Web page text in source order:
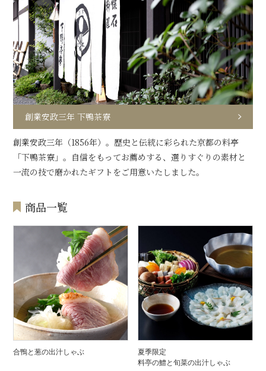
創業安政三年 下鴨茶寮
創業安政三年（1856年）。歴史と伝統に彩られた京都の料亭
「下鴨茶寮」。自信をもってお薦めする、選りすぐりの素材と
一流の技で磨かれたギフトをご用意いたしました。
商品一覧
合鴨と葱の出汁しゃぶ
夏季限定
料亭の鱧と旬菜の出汁しゃぶ